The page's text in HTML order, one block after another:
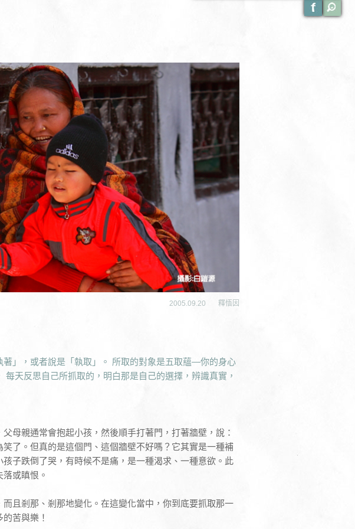
2005.09.20 釋悟因
」，或者說是「執取」。 所取的對象是五取蘊—你的身心
天反思自己所抓取的，明白那是自己的選擇，辨識真實，
母親通常會抱起小孩，然後順手打著門，打著牆壁，說：
笑了。但真的是這個門、這個牆壁不好嗎？它其實是一種補
子跌倒了哭，有時候不是痛，是一種渴求、一種意欲。此
或瞋恨。
且剎那、剎那地變化。在這變化當中，你到底要抓取那一
苦與樂！